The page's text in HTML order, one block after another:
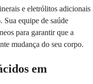
e eletrólitos adicionais
equipe de saúde
para garantir que a
mudança do seu corpo.
em